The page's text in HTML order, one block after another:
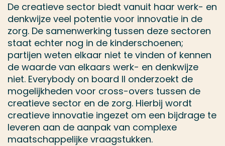
De creatieve sector biedt vanuit haar werk- en
denkwijze veel potentie voor innovatie in de
zorg. De samenwerking tussen deze sectoren
staat echter nog in de kinderschoenen;
partijen weten elkaar niet te vinden of kennen
de waarde van elkaars werk- en denkwijze
niet. Everybody on board II onderzoekt de
mogelijkheden voor cross-overs tussen de
creatieve sector en de zorg. Hierbij wordt
creatieve innovatie ingezet om een bijdrage te
leveren aan de aanpak van complexe
maatschappelijke vraagstukken.